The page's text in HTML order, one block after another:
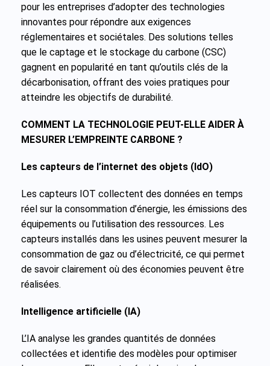
pour les entreprises d’adopter des technologies
innovantes pour répondre aux exigences
réglementaires et sociétales. Des solutions telles
que le captage et le stockage du carbone (CSC)
gagnent en popularité en tant qu’outils clés de la
décarbonisation, offrant des voies pratiques pour
atteindre les objectifs de durabilité.
COMMENT LA TECHNOLOGIE PEUT-ELLE AIDER À
MESURER L’EMPREINTE CARBONE ?
Les capteurs de l’internet des objets (IdO)
Les capteurs IOT collectent des données en temps
réel sur la consommation d’énergie, les émissions des
équipements ou l’utilisation des ressources. Les
capteurs installés dans les usines peuvent mesurer la
consommation de gaz ou d’électricité, ce qui permet
de savoir clairement où des économies peuvent être
réalisées.
Intelligence artificielle (IA)
L’IA analyse les grandes quantités de données
collectées et identifie des modèles pour optimiser